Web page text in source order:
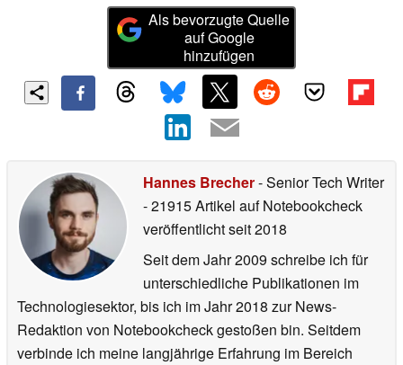
Als bevorzugte Quelle
auf Google
hinzufügen
Hannes Brecher- Senior Tech Writer
- 21915 Artikel auf Notebookcheck
veröffentlichtseit 2018
Seit dem Jahr 2009 schreibe ich für
unterschiedliche Publikationen im
Technologiesektor, bis ich im Jahr 2018 zur News-
Redaktion von Notebookcheck gestoßen bin. Seitdem
verbinde ich meine langjährige Erfahrung im Bereich